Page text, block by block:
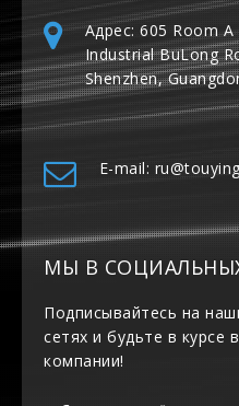
Адрес: 605 Room
Industrial BuLong
Shenzhen,
E-mail:
МЫ В
Подписывайтесь на
сетях и будьте в курсе
компании!